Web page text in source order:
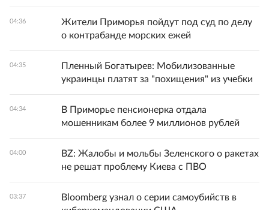
04:36
Жители Приморья пойдут под суд по делу
о контрабанде морских ежей
04:35
Пленный Богатырев: Мобилизованные
украинцы платят за "похищения" из учебки
04:34
В Приморье пенсионерка отдала
мошенникам более 9 миллионов рублей
04:00
BZ: Жалобы и мольбы Зеленского о ракетах
не решат проблему Киева с ПВО
03:37
Bloomberg узнал о серии самоубийств в